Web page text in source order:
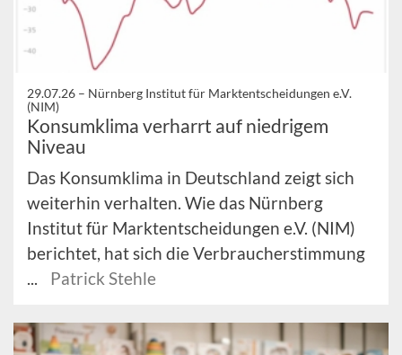
29.07.26 – Nürnberg Institut für Marktentscheidungen e.V.
(NIM)
Konsumklima verharrt auf niedrigem
Niveau
Das Konsumklima in Deutschland zeigt sich
weiterhin verhalten. Wie das Nürnberg
Institut für Marktentscheidungen e.V. (NIM)
berichtet, hat sich die Verbraucherstimmung
...
Patrick Stehle